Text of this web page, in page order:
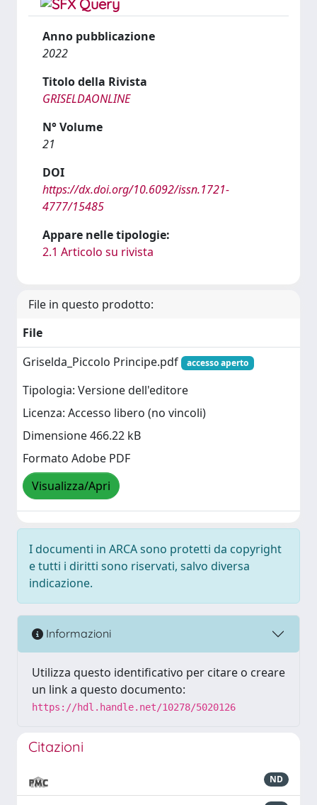
Anno pubblicazione
2022
Titolo della Rivista
GRISELDAONLINE
N° Volume
21
DOI
https://dx.doi.org/10.6092/issn.1721-
4777/15485
Appare nelle tipologie:
2.1 Articolo su rivista
File in questo prodotto:
File
Griselda_Piccolo Principe.pdf
accesso aperto
Tipologia: Versione dell'editore
Licenza: Accesso libero (no vincoli)
Dimensione 466.22 kB
Formato Adobe PDF
Visualizza/Apri
I documenti in ARCA sono protetti da copyright
e tutti i diritti sono riservati, salvo diversa
indicazione.
Informazioni
Utilizza questo identificativo per citare o creare
un link a questo documento:
https://hdl.handle.net/10278/5020126
Citazioni
ND